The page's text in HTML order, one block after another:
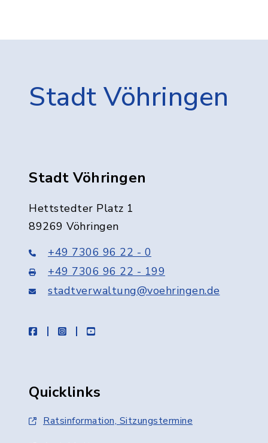
Stadt Vöhringen
Stadt Vöhringen
Hettstedter Platz 1
89269 Vöhringen
+49 7306 96 22 - 0
+49 7306 96 22 - 199
stadtverwaltung@voehringen.de
facebookinstagramyoutube
Quicklinks
Ratsinformation, Sitzungstermine